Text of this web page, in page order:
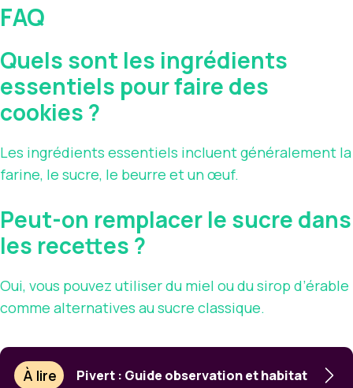
FAQ
Quels sont les ingrédients
essentiels pour faire des
cookies ?
Les ingrédients essentiels incluent généralement la
farine, le sucre, le beurre et un œuf.
Peut-on remplacer le sucre dans
les recettes ?
Oui, vous pouvez utiliser du miel ou du sirop d’érable
comme alternatives au sucre classique.
À lire Pivert : Guide observation et habitat